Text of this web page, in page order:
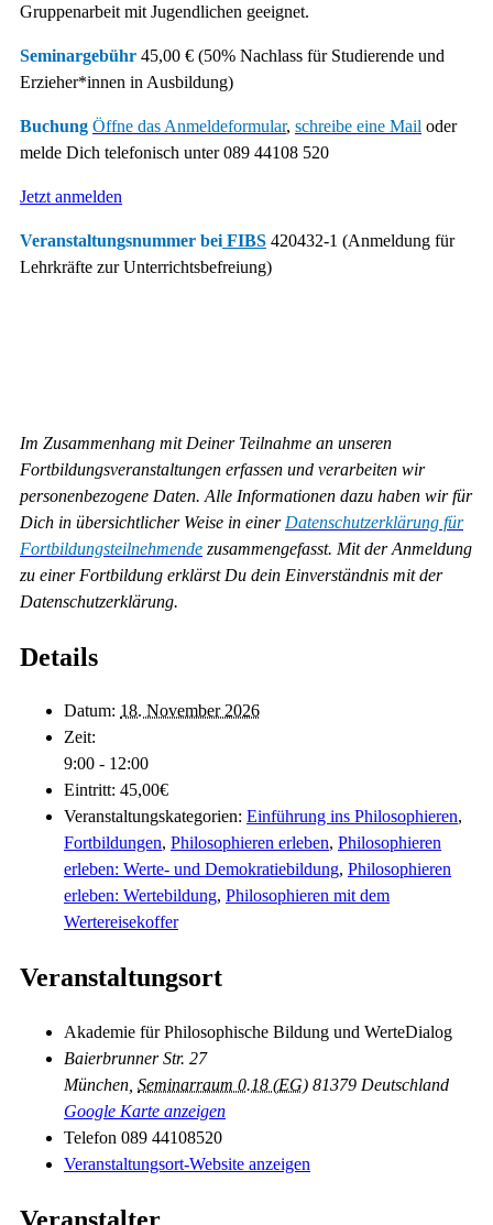
Gruppenarbeit mit Jugendlichen geeignet.
Seminargebühr 45,00 € (50% Nachlass für Studierende und
Erzieher*innen in Ausbildung)
Buchung Öffne das Anmeldeformular, schreibe eine Mail oder
melde Dich telefonisch unter089 44108 520
Jetzt anmelden
Veranstaltungsnummer bei FIBS 420432-1 (Anmeldung für
Lehrkräfte zur Unterrichtsbefreiung)
Im Zusammenhang mit Deiner Teilnahme an unseren
Fortbildungsveranstaltungen erfassen und verarbeiten wir
personenbezogene Daten. Alle Informationen dazu haben wir für
Dich in übersichtlicher Weise in einer Datenschutzerklärung für
Fortbildungsteilnehmende zusammengefasst. Mit der Anmeldung
zu einer Fortbildung erklärst Du dein Einverständnis mit der
Datenschutzerklärung.
Details
Datum: 18. November 2026
Zeit:
9:00 - 12:00
Eintritt: 45,00€
Veranstaltungskategorien: Einführung ins Philosophieren,
Fortbildungen, Philosophieren erleben, Philosophieren
erleben: Werte- und Demokratiebildung, Philosophieren
erleben: Wertebildung, Philosophieren mit dem
Wertereisekoffer
Veranstaltungsort
Akademie für Philosophische Bildung und WerteDialog
Baierbrunner Str. 27
München Seminarraum 0.18 (EG) 81379 Deutschland
Google Karte anzeigen
Telefon 089 44108520
Veranstaltungsort-Website anzeigen